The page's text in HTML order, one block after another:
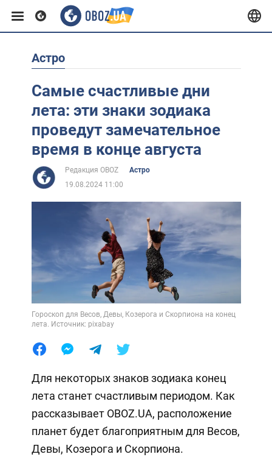
Европа
США
Азия
Африка
Лайфхаки
Астро
Самые счастливые дни
лета: эти знаки зодиака
проведут замечательное
время в конце августа
Редакция OBOZ
Астро
19.08.2024 11:00
Гороскоп для Весов, Девы, Козерога и Скорпиона на конец
лета. Источник: pixabay
Для некоторых знаков зодиака конец
лета станет счастливым периодом. Как
рассказывает OBOZ.UA, расположение
планет будет благоприятным для Весов,
Девы, Козерога и Скорпиона.